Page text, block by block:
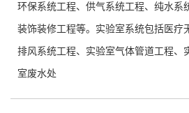
环保系统工程、供气系统工程、纯水系
装饰装修工程等。实验室系统包括医疗
排风系统工程、实验室气体管道工程、
室废水处